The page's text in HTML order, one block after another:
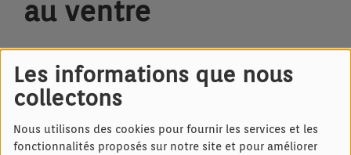
Les informations que nous
collectons
Nous utilisons des cookies pour fournir les services et les
fonctionnalités proposés sur notre site et pour améliorer
au ventre